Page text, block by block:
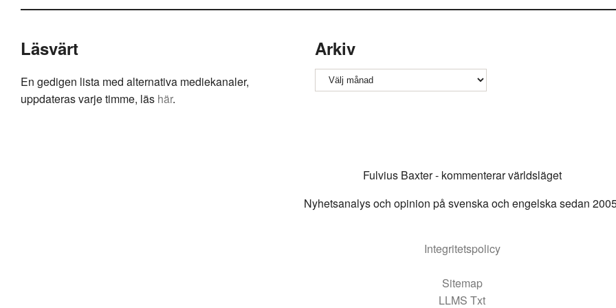
Läsvärt
En gedigen lista med alternativa mediekanaler,
uppdateras varje timme, läs här.
Arkiv
Arkiv
Fulvius Baxter - kommenterar världsläget
Nyhetsanalys och opinion på svenska och engelska sedan
Integritetspolicy
Sitemap
LLMS Txt